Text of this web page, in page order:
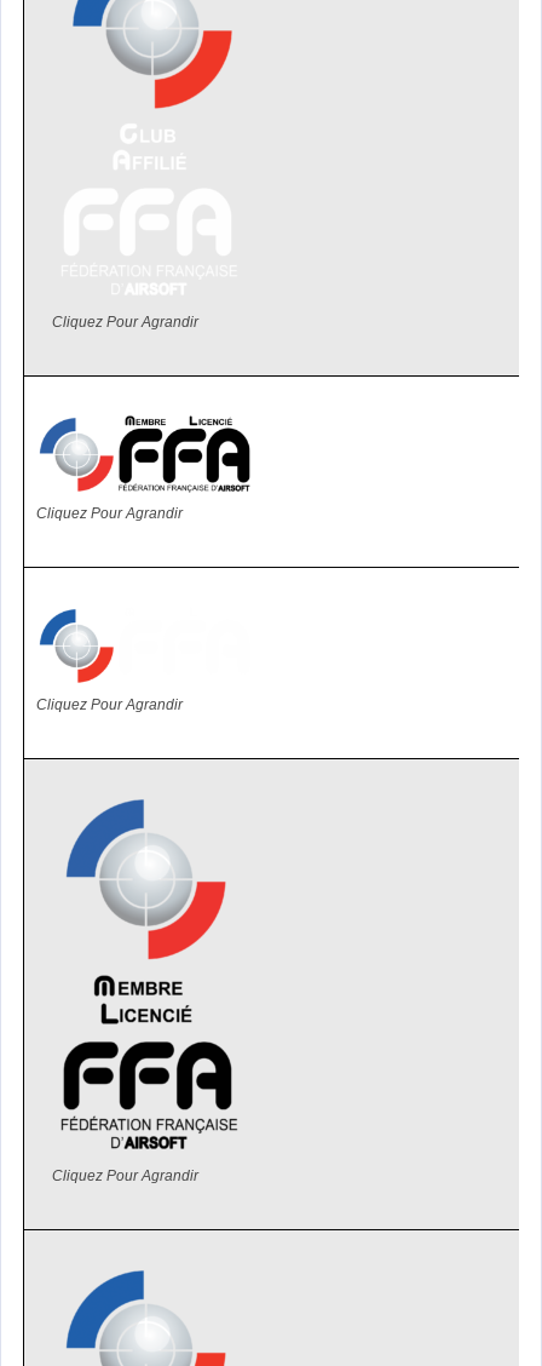
Cliquez Pour Agrandir
Cliquez Pour Agrandir
Cliquez Pour Agrandir
Cliquez Pour Agrandir